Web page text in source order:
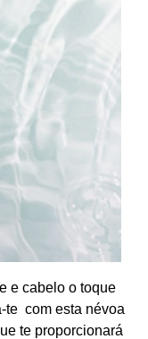
e cabelo o toque
te com esta névoa
te proporcionará